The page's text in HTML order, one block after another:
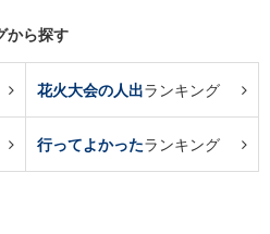
から探す
花火大会の人出ランキング
行ってよかったランキング